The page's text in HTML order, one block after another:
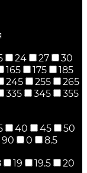
24 27
30
165 175
185
245 255
265
335 345
355
40 45
50
90 0
8.5
19 19.5
20